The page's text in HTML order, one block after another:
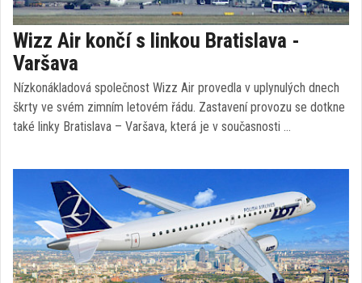
Wizz Air končí s linkou Bratislava -
Varšava
Nízkonákladová společnost Wizz Air provedla v uplynulých dnech
škrty ve svém zimním letovém řádu. Zastavení provozu se dotkne
také linky Bratislava – Varšava, která je v současnosti …